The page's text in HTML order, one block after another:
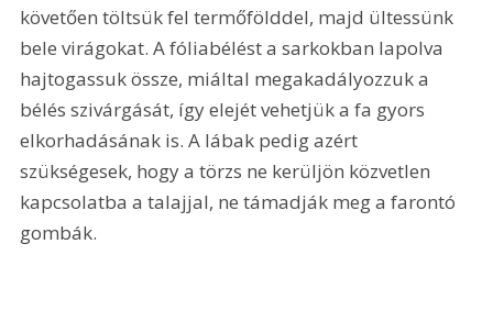
követően töltsük fel termőfölddel, majd ültessünk
bele virágokat. A fóliabélést a sarkokban lapolva
hajtogassuk össze, miáltal megakadályozzuk a
bélés szivárgását, így elejét vehetjük a fa gyors
elkorhadásának is. A lábak pedig azért
szükségesek, hogy a törzs ne kerüljön közvetlen
kapcsolatba a talajjal, ne támadják meg a farontó
gombák.